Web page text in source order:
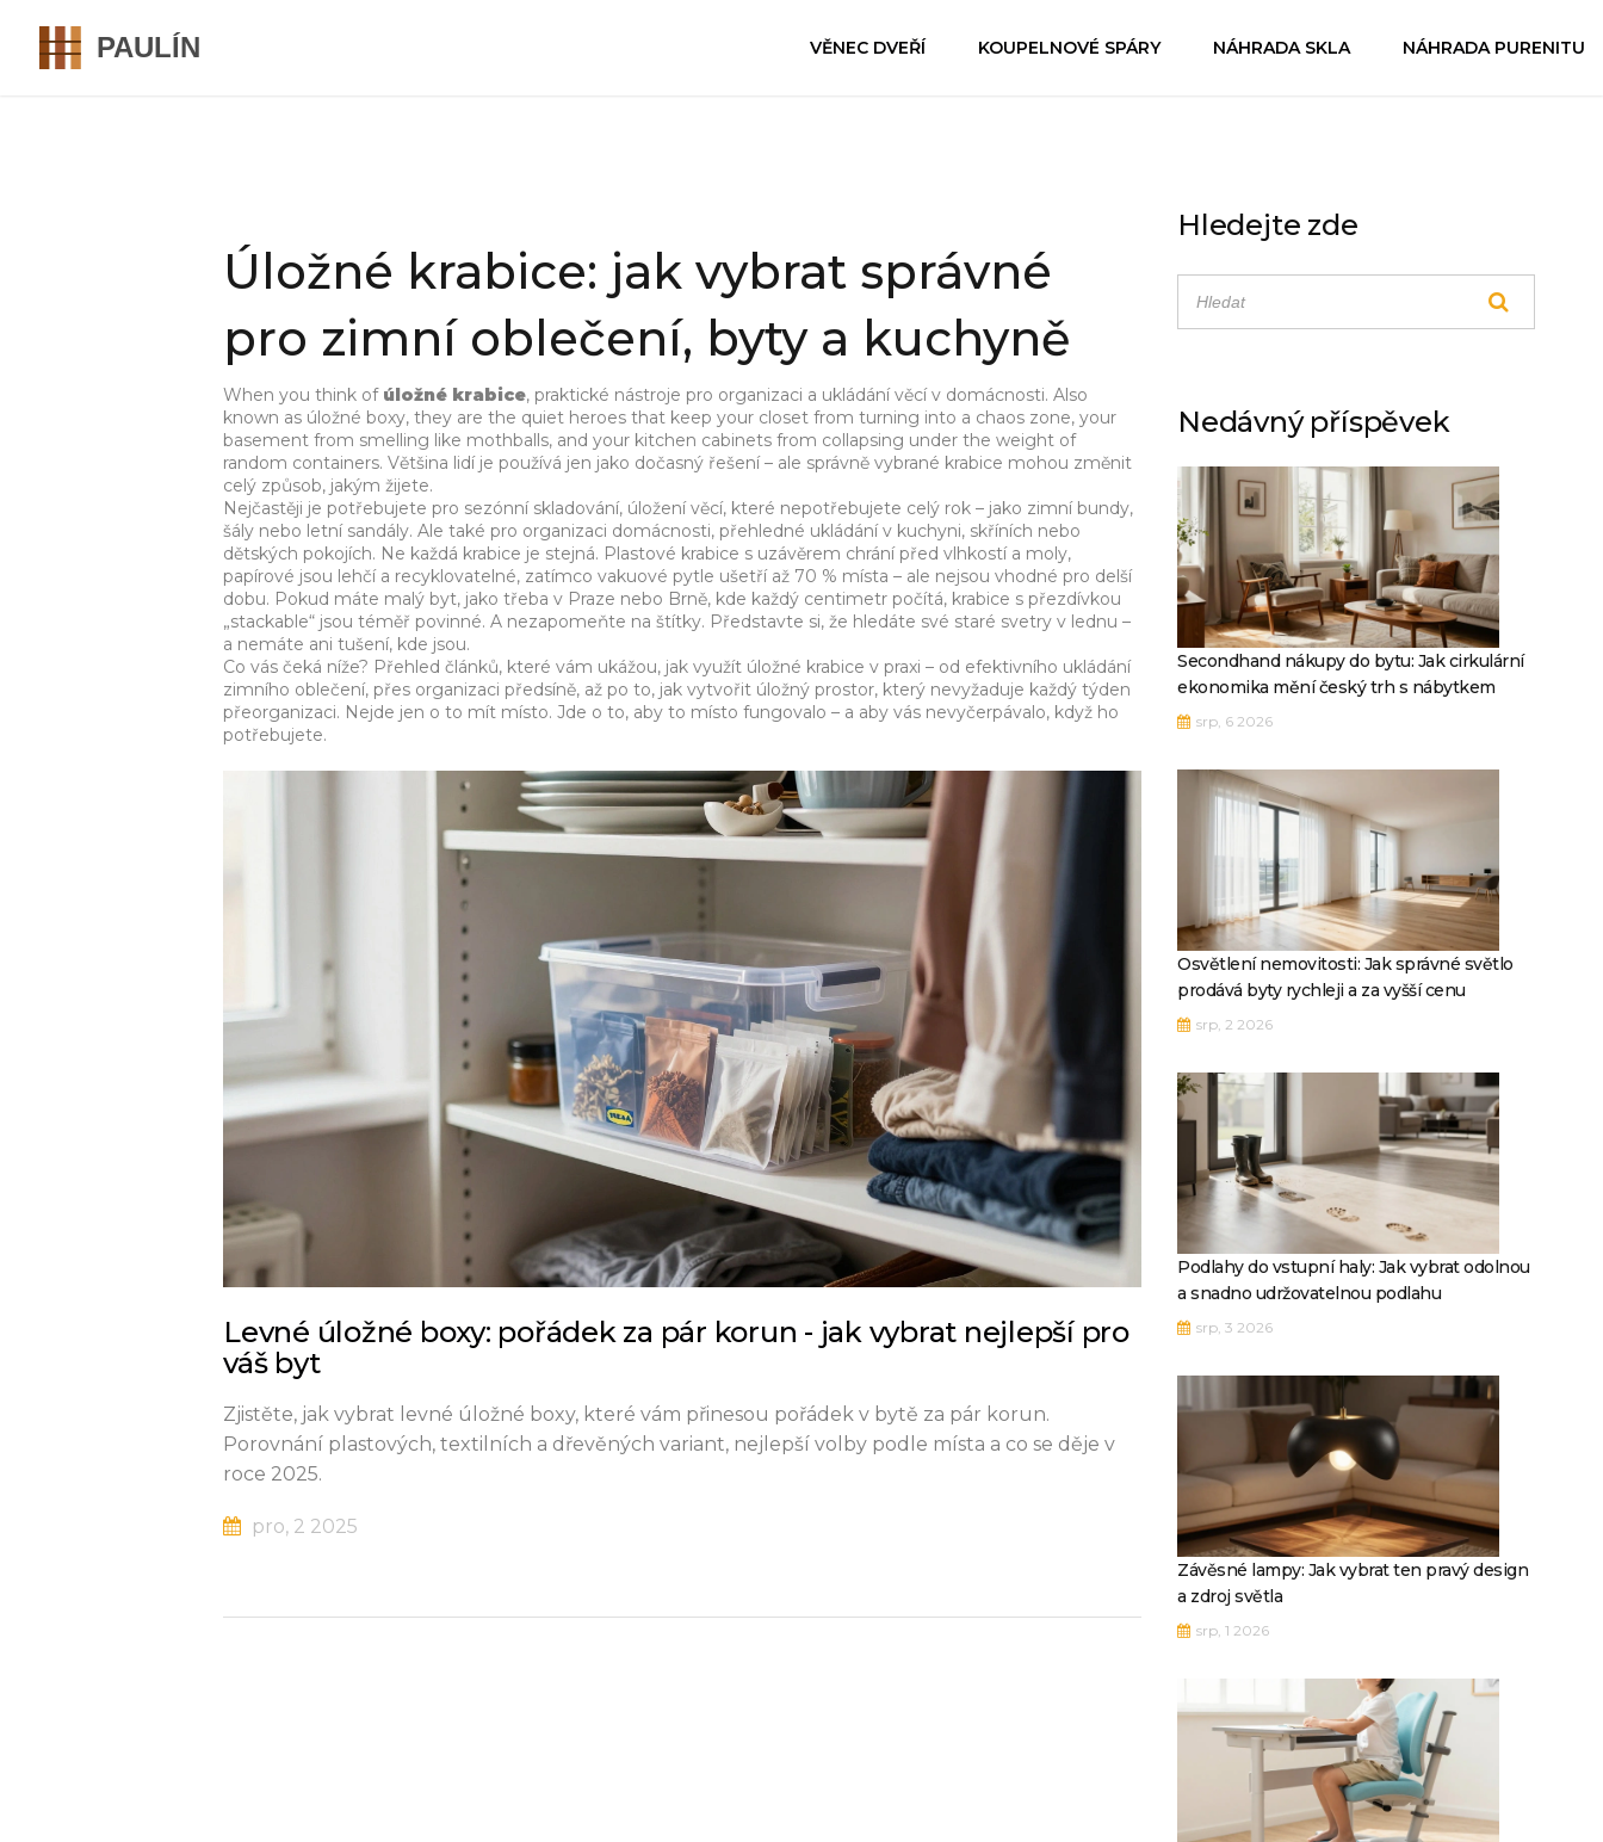
VĚNEC DVEŘÍ KOUPELNOVÉ SPÁRY NÁHRADA SKLA NÁHRADA PURENITU
Úložné krabice: jak vybrat správné
pro zimní oblečení, byty a kuchyně
When you think of úložné krabice, praktické nástroje pro organizaci a ukládání věcí v domácnosti. Also
known as úložné boxy, they are the quiet heroes that keep your closet from turning into a chaos zone, your
basement from smelling like mothballs, and your kitchen cabinets from collapsing under the weight of
random containers. Většina lidí je používá jen jako dočasný řešení – ale správně vybrané krabice mohou změnit
celý způsob, jakým žijete.
Nejčastěji je potřebujete pro sezónní skladování, úložení věcí, které nepotřebujete celý rok – jako zimní bundy,
šály nebo letní sandály. Ale také pro organizaci domácnosti, přehledné ukládání v kuchyni, skříních nebo
dětských pokojích. Ne každá krabice je stejná. Plastové krabice s uzávěrem chrání před vlhkostí a moly,
papírové jsou lehčí a recyklovatelné, zatímco vakuové pytle ušetří až 70 % místa – ale nejsou vhodné pro delší
dobu. Pokud máte malý byt, jako třeba v Praze nebo Brně, kde každý centimetr počítá, krabice s přezdívkou
„stackable“ jsou téměř povinné. A nezapomeňte na štítky. Představte si, že hledáte své staré svetry v lednu –
a nemáte ani tušení, kde jsou.
Co vás čeká níže? Přehled článků, které vám ukážou, jak využít úložné krabice v praxi – od efektivního ukládání
zimního oblečení, přes organizaci předsíně, až po to, jak vytvořit úložný prostor, který nevyžaduje každý týden
přeorganizaci. Nejde jen o to mít místo. Jde o to, aby to místo fungovalo – a aby vás nevyčerpávalo, když ho
potřebujete.
Levné úložné boxy: pořádek za pár korun - jak vybrat nejlepší pro
váš byt
Zjistěte, jak vybrat levné úložné boxy, které vám přinesou pořádek v bytě za pár korun.
Porovnání plastových, textilních a dřevěných variant, nejlepší volby podle místa a co se děje v
roce 2025.
pro, 2 2025
Hledejte zde
Nedávný příspěvek
Secondhand nákupy do bytu: Jak cirkulární
ekonomika mění český trh s nábytkem
srp, 6 2026
Osvětlení nemovitosti: Jak správné světlo
prodává byty rychleji a za vyšší cenu
srp, 2 2026
Podlahy do vstupní haly: Jak vybrat odolnou
a snadno udržovatelnou podlahu
srp, 3 2026
Závěsné lampy: Jak vybrat ten pravý design
a zdroj světla
srp, 1 2026